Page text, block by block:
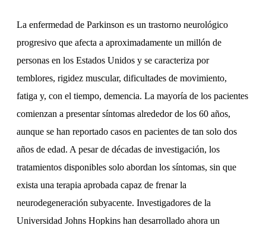
La enfermedad de Parkinson es un trastorno neurológico
progresivo que afecta a aproximadamente un millón de
personas en los Estados Unidos y se caracteriza por
temblores, rigidez muscular, dificultades de movimiento,
fatiga y, con el tiempo, demencia. La mayoría de los pacientes
comienzan a presentar síntomas alrededor de los 60 años,
aunque se han reportado casos en pacientes de tan solo dos
años de edad. A pesar de décadas de investigación, los
tratamientos disponibles solo abordan los síntomas, sin que
exista una terapia aprobada capaz de frenar la
neurodegeneración subyacente. Investigadores de la
Universidad Johns Hopkins han desarrollado ahora un